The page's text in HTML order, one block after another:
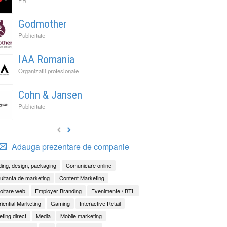
It Back, Pepsi! Nostalgia anilor 2000 devine o
nu mai concurează prin experiențe. Concurează
to Human. Cum construiește George Brand Love
Godmother
Publicitate
IAA Romania
Organizatii profesionale
Cohn & Jansen
Publicitate
Adauga prezentare de companie
design, packaging
Comunicare online
de marketing
Content Marketing
web
Employer Branding
Evenimente / BTL
Marketing
Gaming
Interactive Retail
direct
Media
Mobile marketing